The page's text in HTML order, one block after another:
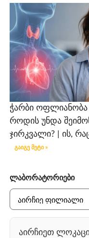
ჭარბი
როდის უნდა
ჯირკვალი? | ის,
გაიგე მეტი »
ლაბორატორიები
აირჩიეთ